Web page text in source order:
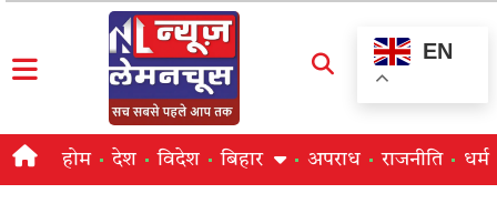
EN
होम देश विदेश बिहार अपराध राजनीति धर्म